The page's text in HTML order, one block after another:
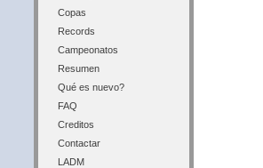
Copas
Records
Campeonatos
Resumen
Qué es nuevo?
FAQ
Creditos
Contactar
LADM